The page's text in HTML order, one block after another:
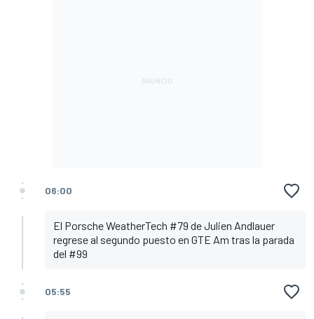
06:00
El Porsche WeatherTech #79 de Julien Andlauer
regrese al segundo puesto en GTE Am tras la parada
del #99
05:55